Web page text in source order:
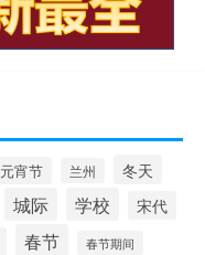
元宵节 兰州 冬天
城际 学校 宋代
春节 春节期间